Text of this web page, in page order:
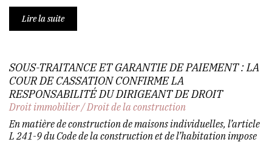
Lire la suite
SOUS-TRAITANCE ET GARANTIE DE PAIEMENT : LA
COUR DE CASSATION CONFIRME LA
RESPONSABILITÉ DU DIRIGEANT DE DROIT
Droit immobilier/Droit de la construction
En matière de construction de maisons individuelles, l’article
L 241-9 du Code de la construction et de l’habitation impose